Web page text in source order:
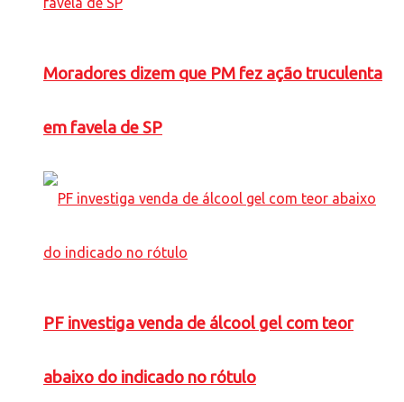
Moradores dizem que PM fez ação truculenta
em favela de SP
PF investiga venda de álcool gel com teor
abaixo do indicado no rótulo